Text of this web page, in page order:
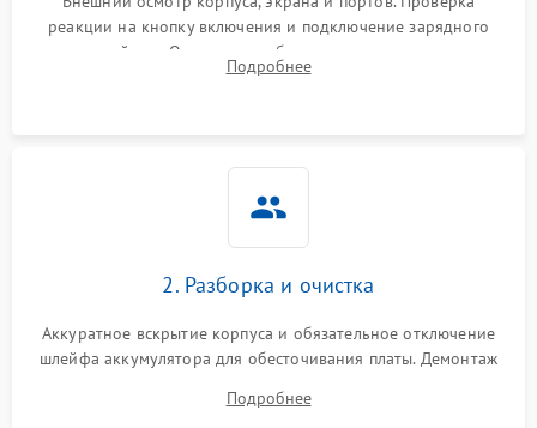
реакции на кнопку включения и подключение зарядного
устройства. Оценка потребления тока с помощью
лабораторного блока питания для локализации проблемы.
Подробнее
2. Разборка и очистка
Аккуратное вскрытие корпуса и обязательное отключение
шлейфа аккумулятора для обесточивания платы. Демонтаж
высохшей термопасты с кристаллов чипов.
Подробнее